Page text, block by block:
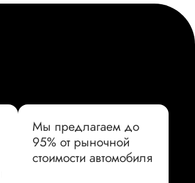
Мы предлагаем до
95% от рыночной
стоимости автомобиля